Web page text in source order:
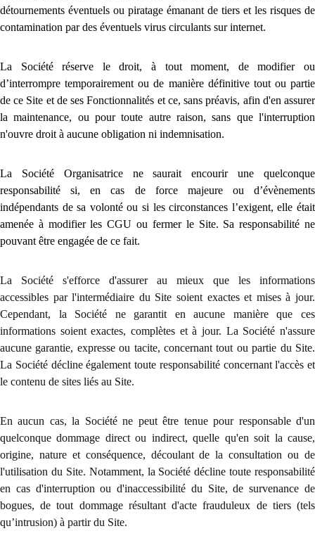
détournements éventuels ou piratage émanant de tiers et les risques de
contamination par des éventuels virus circulants sur internet.
La Société réserve le droit, à tout moment, de modifier ou
d’interrompre temporairement ou de manière définitive tout ou partie
de ce Site et de ses Fonctionnalités et ce, sans préavis, afin d'en assurer
la maintenance, ou pour toute autre raison, sans que l'interruption
n'ouvre droit à aucune obligation ni indemnisation.
La Société Organisatrice ne saurait encourir une quelconque
responsabilité si, en cas de force majeure ou d’évènements
indépendants de sa volonté ou si les circonstances l’exigent, elle était
amenée à modifier les CGU ou fermer le Site. Sa responsabilité ne
pouvant être engagée de ce fait.
La Société s'efforce d'assurer au mieux que les informations
accessibles par l'intermédiaire du Site soient exactes et mises à jour.
Cependant, la Société ne garantit en aucune manière que ces
informations soient exactes, complètes et à jour. La Société n'assure
aucune garantie, expresse ou tacite, concernant tout ou partie du Site.
La Société décline également toute responsabilité concernant l'accès et
le contenu de sites liés au Site.
En aucun cas, la Société ne peut être tenue pour responsable d'un
quelconque dommage direct ou indirect, quelle qu'en soit la cause,
origine, nature et conséquence, découlant de la consultation ou de
l'utilisation du Site. Notamment, la Société décline toute responsabilité
en cas d'interruption ou d'inaccessibilité du Site, de survenance de
bogues, de tout dommage résultant d'acte frauduleux de tiers (tels
qu’intrusion) à partir du Site.